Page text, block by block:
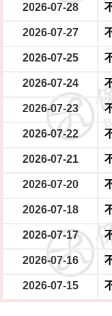
2026-07-28
2026-07-27
2026-07-25
2026-07-24
2026-07-23
2026-07-22
2026-07-21
2026-07-20
2026-07-18
2026-07-17
2026-07-16
2026-07-15